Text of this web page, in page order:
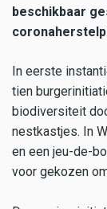
beschikbaar
In eerste
tien
biodiversiteit
nestkastjes. In
en een jeu-de-
voor gekozen